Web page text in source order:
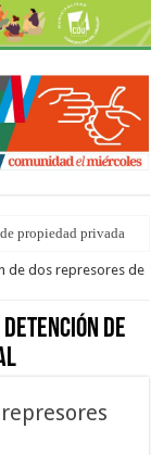
propiedad privada
y adolescentes que
de dos represores de
de